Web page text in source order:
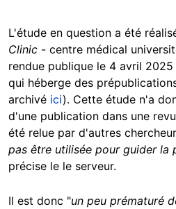
L'étude en question a été
Clinic - centre médical
rendue publique le 4 avril 2025
qui héberge des
archivé ici). Cette étude n'a
d'une publication dans une
été relue par d'autres
pas être utilisée pour guider la
précise le le serveur.
Il est donc "un peu prématuré